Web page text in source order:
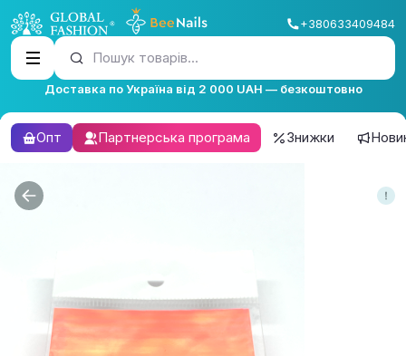
+380633409484
Пошук товарів...
Доставка по Україна від 2 000 UAH — безкоштовно
Опт Партнерська програма Знижки